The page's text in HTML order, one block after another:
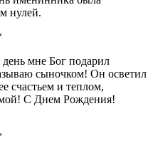
нулей.
день мне Бог подарил
сыночком! Он осветил
счастьем и теплом,
С Днем Рождения!